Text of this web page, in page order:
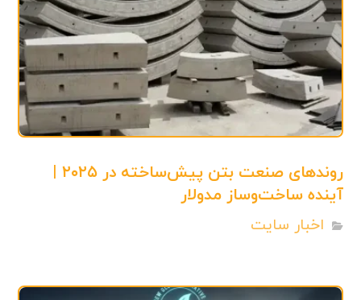
روندهای صنعت بتن پیش‌ساخته در ۲۰۲۵ |
آینده ساخت‌وساز مدولار
اخبار سایت